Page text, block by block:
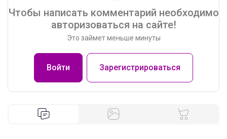
Чтобы написать комментарий необходимо
авторизоваться на сайте!
Это займет меньше минуты
Войти Зарегистрироваться